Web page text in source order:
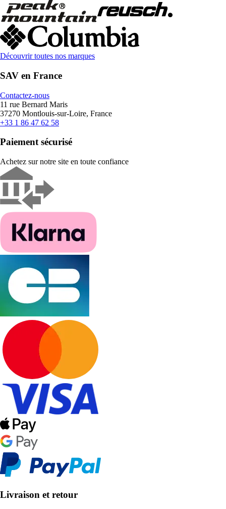
Découvrir toutes nos marques
SAV en France
Contactez-nous
11 rue Bernard Maris
37270 Montlouis-sur-Loire, France
+33 1 86 47 62 58
Paiement sécurisé
Achetez sur notre site en toute confiance
Livraison et retour